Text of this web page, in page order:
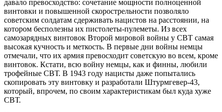
давало превосходство: сочетание мощности полноценной
винтовки и повышенной скорострельности позволяло
советским солдатам сдерживать нацистов на расстоянии, на
котором бесполезны их пистолеты-пулеметы. Из всех
самозарядных винтовок Второй мировой войны у СВТ самая
высокая кучность и меткость. В первые дни войны немцы
отмечали, что их армия превосходит советскую во всем, кроме
винтовок. Кстати, всю войну немцы, как и финны, любили
трофейные СВТ. В 1943 году нацисты даже попытались
скопировать эту винтовку и разработали Штурмгевер-43,
который, впрочем, по своим характеристикам был куда хуже
СВТ.